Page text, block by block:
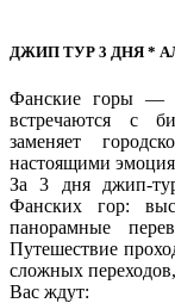
ДЖИП ТУР 3 ДНЯ *
Фанские горы —
встречаются с
заменяет
настоящими
За 3 дня джип-
Фанских гор:
панорамные
Путешествие
сложных
Вас ждут: